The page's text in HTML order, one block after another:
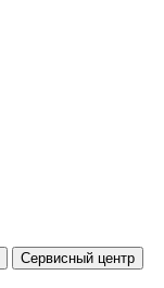
Сервисный центр